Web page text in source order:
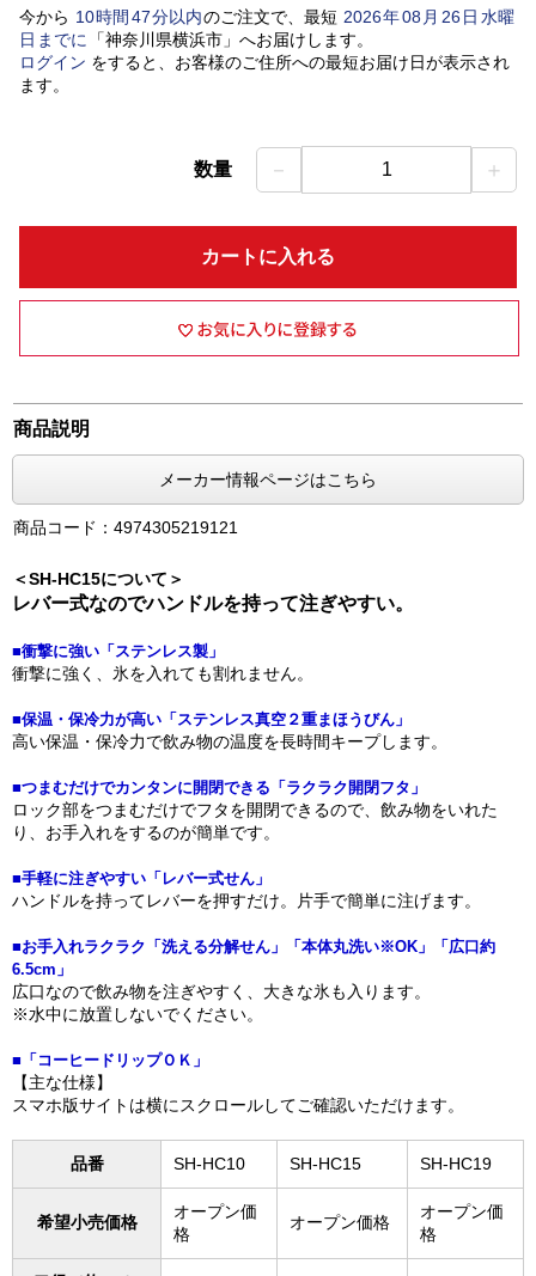
今から 10時間 47分以内のご注文で、最短 2026年08 月 26日水曜
日 までに 「神奈川県横浜市」 へお届けします。
ログイン をすると、お客様のご住所への最短お届け日が表示され
ます。
数量 － 1 ＋
カートに入れる
商品説明
メーカー情報ページはこちら
商品コード：4974305219121
＜SH-HC15について＞
レバー式なのでハンドルを持って注ぎやすい。
■衝撃に強い「ステンレス製」
衝撃に強く、氷を入れても割れません。
■保温・保冷力が高い「ステンレス真空２重まほうびん」
高い保温・保冷力で飲み物の温度を長時間キープします。
■つまむだけでカンタンに開閉できる「ラクラク開閉フタ」
ロック部をつまむだけでフタを開閉できるので、飲み物をいれた
り、お手入れをするのが簡単です。
■手軽に注ぎやすい「レバー式せん」
ハンドルを持ってレバーを押すだけ。片手で簡単に注げます。
■お手入れラクラク「洗える分解せん」「本体丸洗い※OK」「広口約
6.5cm」
広口なので飲み物を注ぎやすく、大きな氷も入ります。
※水中に放置しないでください。
■「コーヒードリップＯＫ」
【主な仕様】
スマホ版サイトは横にスクロールしてご確認いただけます。
品番 SH-HC10 SH-HC15 SH-HC19
希望小売価格
オープン価
格
オープン価格
オープン価
格